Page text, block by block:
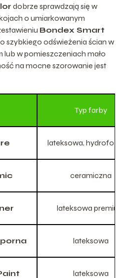
dobrze sprawdzają się w
o umiarkowanym
Bondex Smart
szybkiego odświeżenia ścian w
lub w pomieszczeniach mało
na mocne szorowanie jest
Typ farby
lateksowa,
ceramiczna
lateksowa
lateksowa
lateksowa